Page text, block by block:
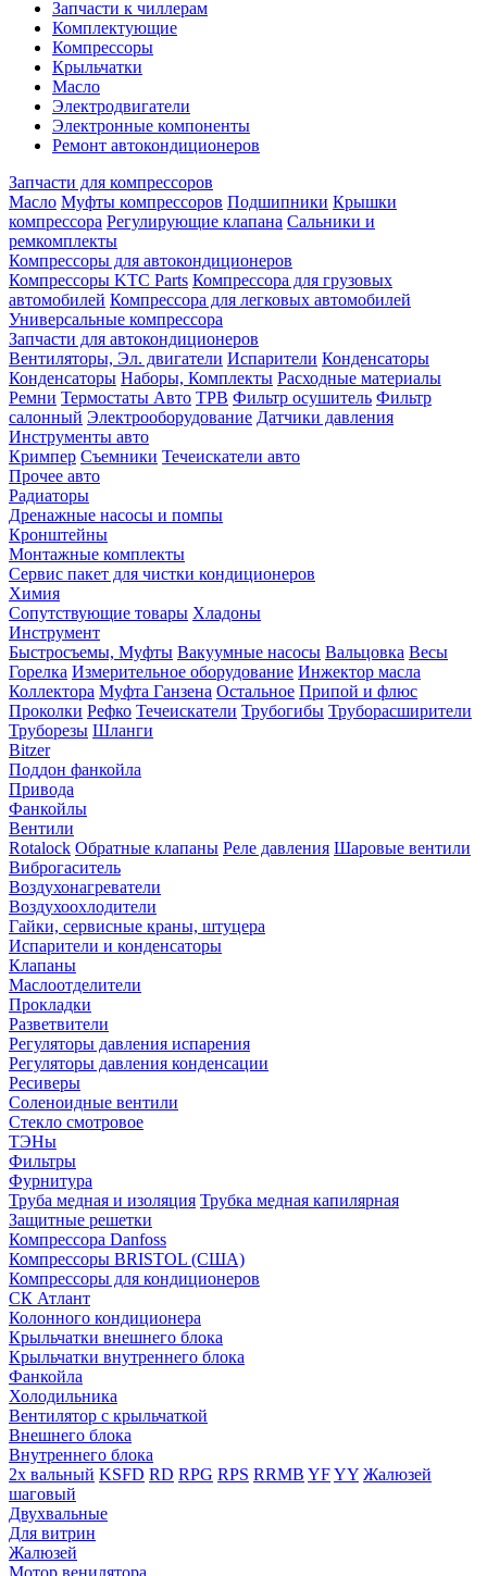
Запчасти к чиллерам
Комплектующие
Компрессоры
Крыльчатки
Масло
Электродвигатели
Электронные компоненты
Ремонт автокондиционеров
Запчасти для компрессоров
Масло Муфты компрессоров Подшипники Крышки
компрессора Регулирующие клапана Сальники и
ремкомплекты
Компрессоры для автокондиционеров
Компрессоры KTC Parts Компрессора для грузовых
автомобилей Компрессора для легковых автомобилей
Универсальные компрессора
Запчасти для автокондиционеров
Вентиляторы, Эл. двигатели Испарители Конденсаторы
Конденсаторы Наборы, Комплекты Расходные материалы
Ремни Термостаты Авто ТРВ Фильтр осушитель Фильтр
салонный Электрооборудование Датчики давления
Инструменты авто
Кримпер Съемники Течеискатели авто
Прочее авто
Радиаторы
Дренажные насосы и помпы
Кронштейны
Монтажные комплекты
Сервис пакет для чистки кондиционеров
Химия
Сопутствующие товары Хладоны
Инструмент
Быстросъемы, Муфты Вакуумные насосы Вальцовка Весы
Горелка Измерительное оборудование Инжектор масла
Коллектора Муфта Ганзена Остальное Припой и флюс
Проколки Рефко Течеискатели Трубогибы Труборасширители
Труборезы Шланги
Bitzer
Поддон фанкойла
Привода
Фанкойлы
Вентили
Rotalock Обратные клапаны Реле давления Шаровые вентили
Виброгаситель
Воздухонагреватели
Воздухоохлодители
Гайки, сервисные краны, штуцера
Испарители и конденсаторы
Клапаны
Маслоотделители
Прокладки
Разветвители
Регуляторы давления испарения
Регуляторы давления конденсации
Ресиверы
Соленоидные вентили
Стекло смотровое
ТЭНы
Фильтры
Фурнитура
Труба медная и изоляция Трубка медная капилярная
Защитные решетки
Компрессора Danfoss
Компрессоры BRISTOL (США)
Компрессоры для кондиционеров
СК Атлант
Колонного кондиционера
Крыльчатки внешнего блока
Крыльчатки внутреннего блока
Фанкойла
Холодильника
Вентилятор с крыльчаткой
Внешнего блока
Внутреннего блока
2х вальный KSFD RD RPG RPS RRMB YFYY Жалюзей
шаговый
Двухвальные
Для витрин
Жалюзей
Мотор венилятора